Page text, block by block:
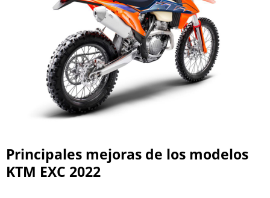
Principales mejoras de los modelos
KTM EXC 2022